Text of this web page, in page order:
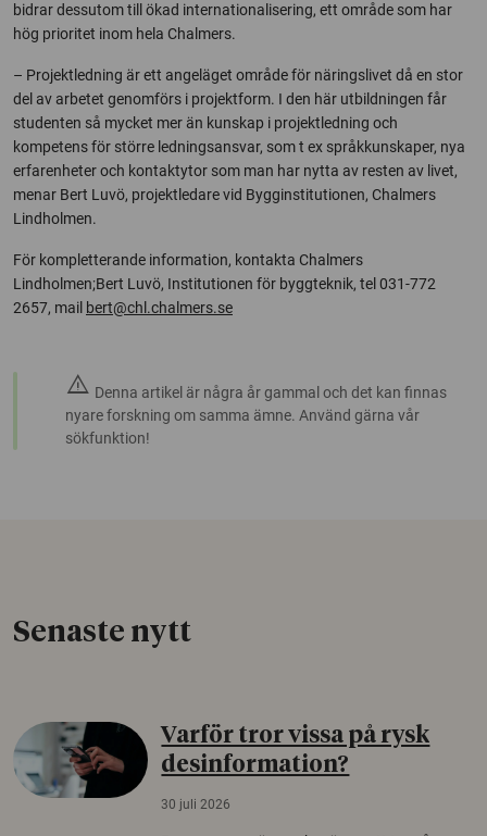
bidrar dessutom till ökad internationalisering, ett område som har
hög prioritet inom hela Chalmers.
– Projektledning är ett angeläget område för näringslivet då en stor
del av arbetet genomförs i projektform. I den här utbildningen får
studenten så mycket mer än kunskap i projektledning och
kompetens för större ledningsansvar, som t ex språkkunskaper, nya
erfarenheter och kontaktytor som man har nytta av resten av livet,
menar Bert Luvö, projektledare vid Bygginstitutionen, Chalmers
Lindholmen.
För kompletterande information, kontakta Chalmers
Lindholmen;Bert Luvö, Institutionen för byggteknik, tel 031-772
2657, mail bert@chl.chalmers.se
warning Denna artikel är några år gammal och det kan finnas
nyare forskning om samma ämne. Använd gärna vår
sökfunktion!
Senaste nytt
Varför tror vissa på rysk
desinformation?
30 juli 2026